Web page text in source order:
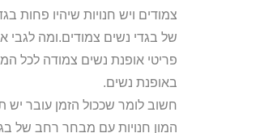
צמודים ויש חנויות שיהיו
של בגדי נשים צמודים.ומה לגבי
פריטי אופנת נשים צמודה לכל
באופנת נשים.
חשוב לומר שככול הזמן עובר יש
המון חנויות עם מבחר רחב של